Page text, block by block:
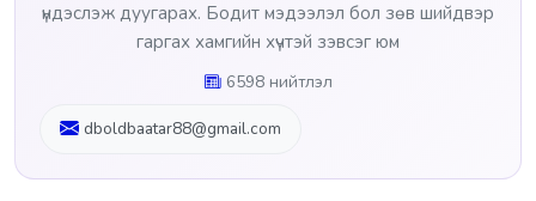
үндэслэж дуугарах. Бодит мэдээлэл бол зөв шийдвэр
гаргах хамгийн хүчтэй зэвсэг юм
6598 нийтлэл
dboldbaatar88@gmail.com